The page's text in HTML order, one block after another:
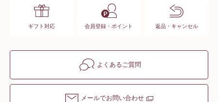
ギフト対応 会員登録・ポイント 返品・キャンセル
よくあるご質問
メールでお問い合わせ